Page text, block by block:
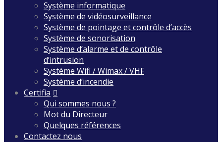
Système informatique
Système de vidéosurveillance
Système de pointage et contrôle d’accès
Système de sonorisation
Système d’alarme et de contrôle
d’intrusion
Système Wifi / Wimax / VHF
Système d’incendie
Certifia
Qui sommes nous ?
Mot du Directeur
Quelques références
Contactez nous
Translate